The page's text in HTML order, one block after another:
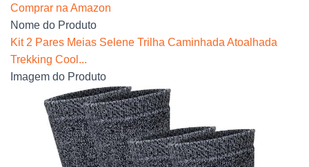
Comprar na Amazon
Nome do Produto
Kit 2 Pares Meias Selene Trilha Caminhada Atoalhada
Trekking Cool...
Imagem do Produto